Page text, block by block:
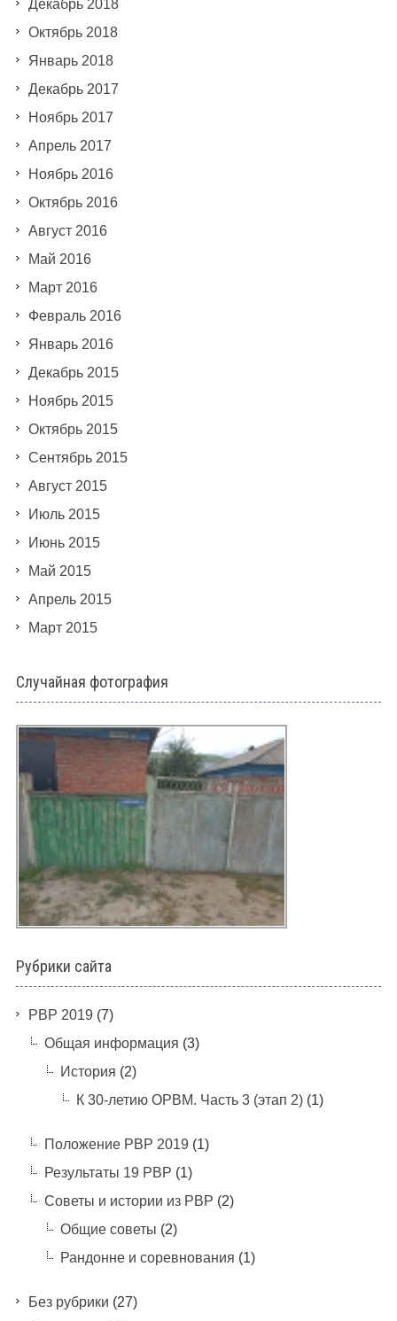
Декабрь 2018
Октябрь 2018
Январь 2018
Декабрь 2017
Ноябрь 2017
Апрель 2017
Ноябрь 2016
Октябрь 2016
Август 2016
Май 2016
Март 2016
Февраль 2016
Январь 2016
Декабрь 2015
Ноябрь 2015
Октябрь 2015
Сентябрь 2015
Август 2015
Июль 2015
Июнь 2015
Май 2015
Апрель 2015
Март 2015
Случайная фотография
Рубрики сайта
PBP 2019 (7)
Общая информация (3)
История (2)
К 30-летию ОРВМ. Часть 3 (этап 2)(1)
Положение РВР 2019 (1)
Результаты 19 РВР (1)
Советы и истории из РВР (2)
Общие советы (2)
Рандонне и соревнования (1)
Без рубрики (27)